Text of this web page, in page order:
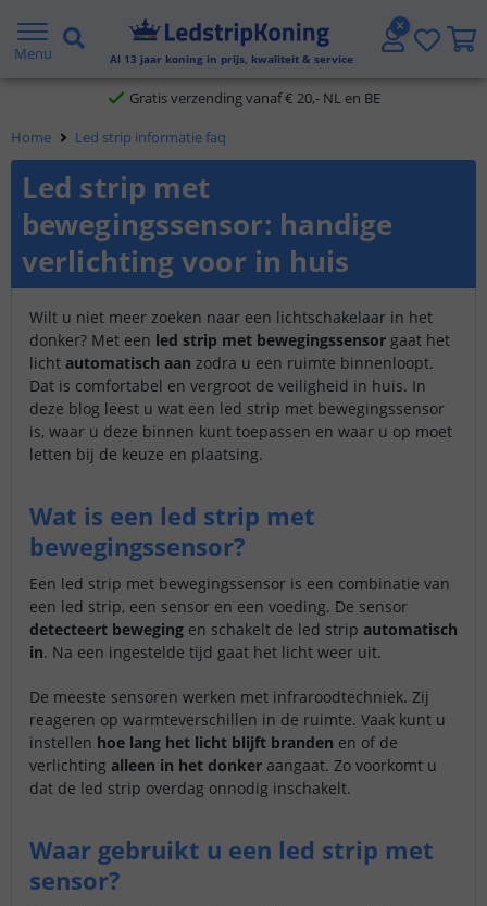
Menu Al 13 jaar koning in prijs, kwaliteit & service
5 jaar garantie
Klantbeoordeling 9.1
Voor 23:45 uur besteld,
Home Led strip informatie faq
Led strip met
bewegingssensor: handige
verlichting voor in huis
Wilt u niet meer zoeken naar een lichtschakelaar in het
donker? Met een led strip met bewegingssensor gaat het
licht automatisch aan zodra u een ruimte binnenloopt.
Dat is comfortabel en vergroot de veiligheid in huis. In
deze blog leest u wat een led strip met bewegingssensor
is, waar u deze binnen kunt toepassen en waar u op moet
letten bij de keuze en plaatsing.
Wat is een led strip met
bewegingssensor?
Een led strip met bewegingssensor is een combinatie van
een led strip, een sensor en een voeding. De sensor
detecteert beweging en schakelt de led strip automatisch
in. Na een ingestelde tijd gaat het licht weer uit.
De meeste sensoren werken met infraroodtechniek. Zij
reageren op warmteverschillen in de ruimte. Vaak kunt u
instellen hoe lang het licht blijft branden en of de
verlichting alleen in het donker aangaat. Zo voorkomt u
dat de led strip overdag onnodig inschakelt.
Waar gebruikt u een led strip met
sensor?